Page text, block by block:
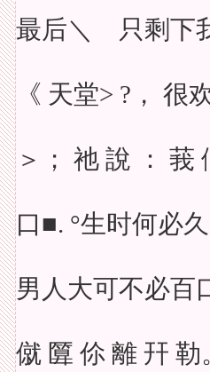
最后＼ 只剩下
《 天堂> ?， 很
＞； 祂 說 ： 莪
口■. °生时何必
男人大可不必百
僦 匴 伱 離 幵